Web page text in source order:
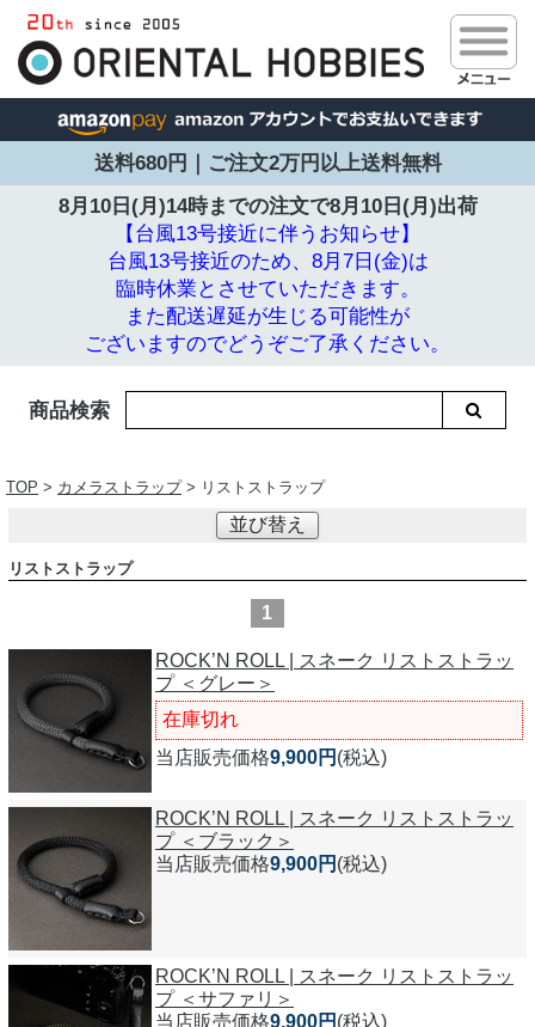
送料680円｜ご注文2万円以上送料無料
8月10日(月)14時までの注文で8月10日(月)出荷
【台風13号接近に伴うお知らせ】
台風13号接近のため、8月7日(金)は
臨時休業とさせていただきます。
また配送遅延が生じる可能性が
ございますのでどうぞご了承ください。
商品検索
TOP > カメラストラップ> リストストラップ
並び替え
リストストラップ
1
ROCK’N ROLL | スネーク リストストラッ
プ ＜グレー＞
在庫切れ
当店販売価格9,900円 (税込)
ROCK’N ROLL | スネーク リストストラッ
プ ＜ブラック＞
当店販売価格9,900円 (税込)
ROCK’N ROLL | スネーク リストストラッ
プ ＜サファリ＞
当店販売価格9,900円 (税込)